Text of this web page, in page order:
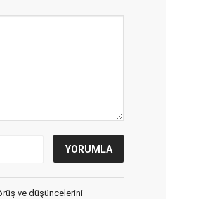
ve düşüncelerini